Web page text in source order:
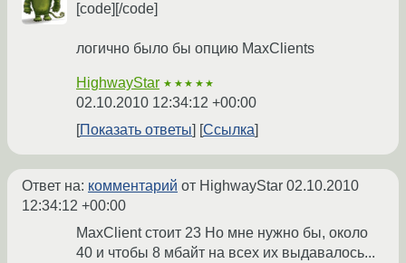
[code][/code]
логично было бы опцию MaxClients
HighwayStar ★★★★★
02.10.2010 12:34:12 +00:00
Показать ответы
Ссылка
Ответ на: комментарий от HighwayStar 02.10.2010
12:34:12 +00:00
MaxClient стоит 23 Но мне нужно бы, около
40 и чтобы 8 мбайт на всех их выдавалось...